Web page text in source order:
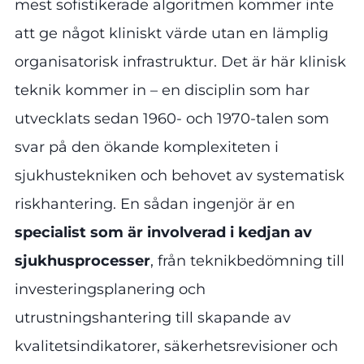
mest sofistikerade algoritmen kommer inte
att ge något kliniskt värde utan en lämplig
organisatorisk infrastruktur. Det är här klinisk
teknik kommer in – en disciplin som har
utvecklats sedan 1960- och 1970-talen som
svar på den ökande komplexiteten i
sjukhustekniken och behovet av systematisk
riskhantering. En sådan ingenjör är en
specialist som är involverad i kedjan av
sjukhusprocesser, från teknikbedömning till
investeringsplanering och
utrustningshantering till skapande av
kvalitetsindikatorer, säkerhetsrevisioner och